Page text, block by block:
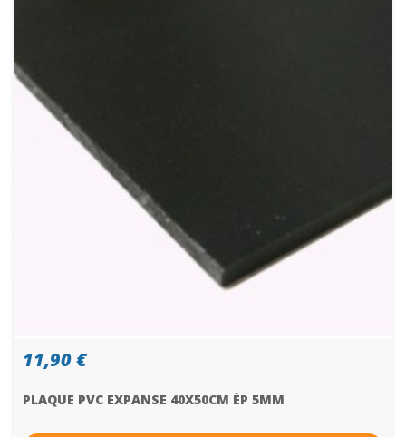
11,90 €
PLAQUE PVC EXPANSE 40X50CM ÉP 5MM